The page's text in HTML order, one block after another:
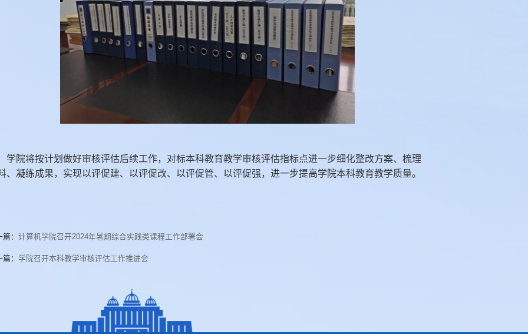
学院将按计划做好审核评估后续工作，对标本科教育教学审核评估指标点进一步细化整改方案、梳理
、凝练成果，实现以评促建、以评促改、以评促管、以评促强，进一步提高学院本科教育教学质量。
篇：计算机学院召开2024年暑期综合实践类课程工作部署会
篇：学院召开本科教学审核评估工作推进会